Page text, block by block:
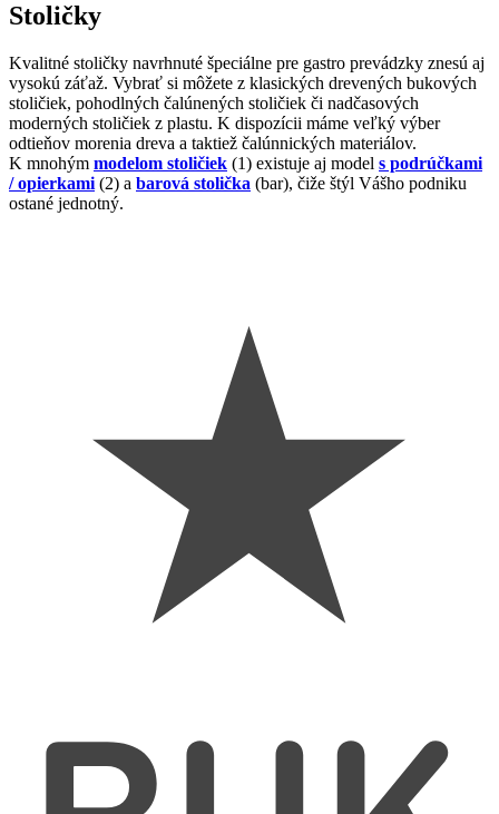
Stoličky
Kvalitné stoličky navrhnuté špeciálne pre gastro prevádzky znesú aj
vysokú záťaž. Vybrať si môžete z klasických drevených bukových
stoličiek, pohodlných čalúnených stoličiek či nadčasových
moderných stoličiek z plastu. K dispozícii máme veľký výber
odtieňov morenia dreva a taktiež čalúnnických materiálov.
K mnohým modelom stoličiek (1) existuje aj model s podrúčkami
/ opierkami (2) a barová stolička (bar), čiže štýl Vášho podniku
ostané jednotný.